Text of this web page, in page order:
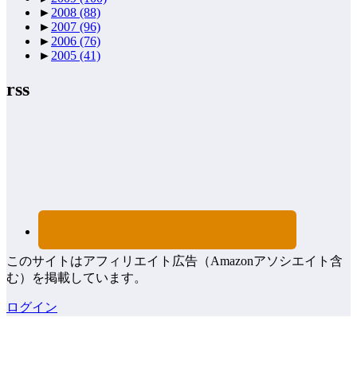
► 2008 (88)
► 2007 (96)
► 2006 (76)
► 2005 (41)
rss
このサイトはアフィリエイト広告（Amazonアソシエイト含
む）を掲載しています。
ログイン